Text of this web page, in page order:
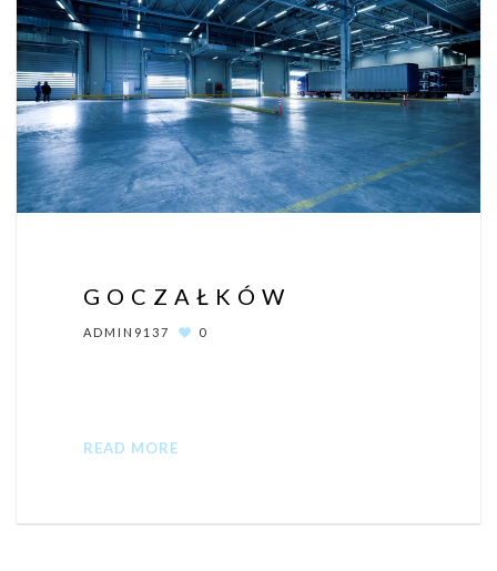
GOCZAŁKÓW
ADMIN9137 0
READ MORE